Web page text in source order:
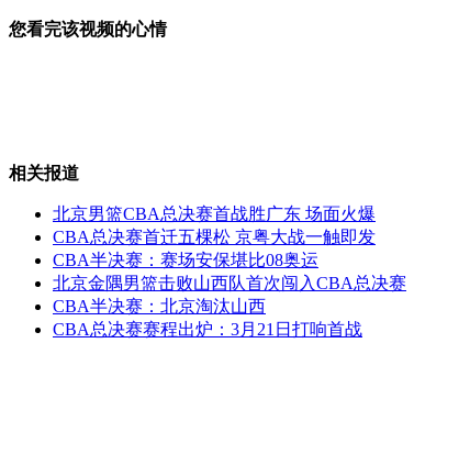
江西"教授村"培养出300余名教授
校方称开除"教室接吻学生"有依据
您看完该视频的心情
相关报道
北京男篮CBA总决赛首战胜广东 场面火爆
CBA总决赛首迁五棵松 京粤大战一触即发
CBA半决赛：赛场安保堪比08奥运
北京金隅男篮击败山西队首次闯入CBA总决赛
CBA半决赛：北京淘汰山西
CBA总决赛赛程出炉：3月21日打响首战